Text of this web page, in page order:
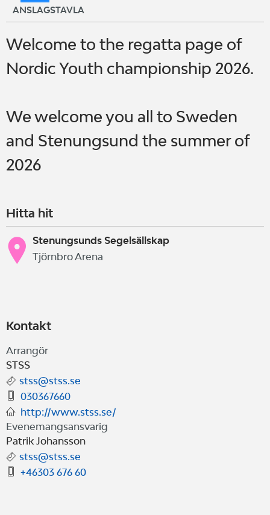
ANSLAGSTAVLA
Welcome to the regatta page of
Nordic Youth championship 2026.
We welcome you all to Sweden
and Stenungsund the summer of
2026
Hitta hit
Stenungsunds Segelsällskap
Tjörnbro Arena
Kontakt
Arrangör
STSS
stss@stss.se
030367660
http://www.stss.se/
Evenemangsansvarig
Patrik Johansson
stss@stss.se
+46303 676 60